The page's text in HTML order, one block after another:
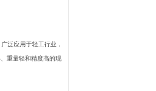
泛应用于轻工行业，
重量轻和精度高的现